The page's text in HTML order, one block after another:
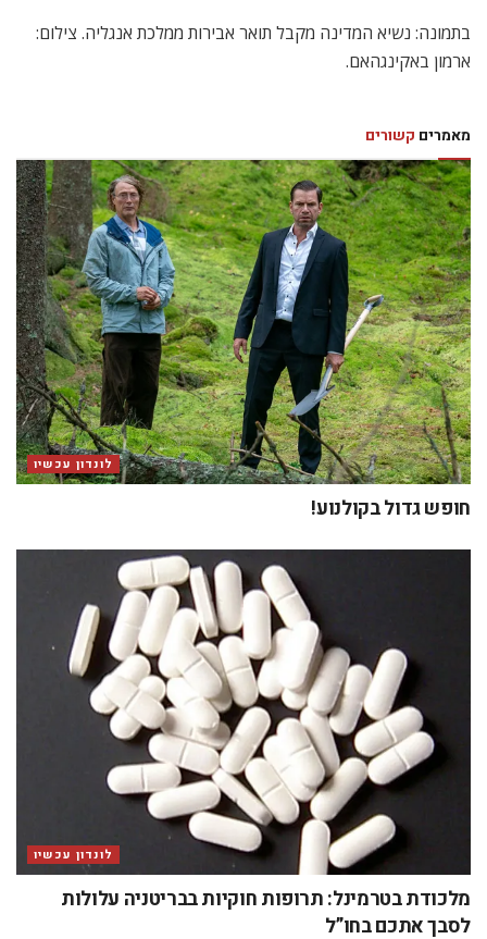
בתמונה: נשיא המדינה מקבל תואר אבירות ממלכת אנגליה. צילום:
ארמון באקינגהאם.
מאמרים קשורים
לונדון עכשיו
חופש גדול בקולנוע!
לונדון עכשיו
מלכודת בטרמינל: תרופות חוקיות בבריטניה עלולות
לסבך אתכם בחו”ל